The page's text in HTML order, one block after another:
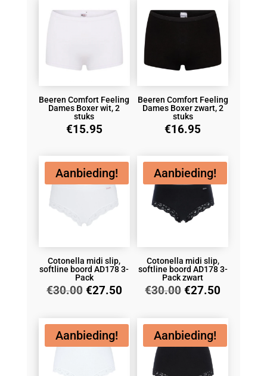
Beeren Comfort Feeling
Dames Boxer wit, 2
stuks
€15.95
Beeren Comfort Feeling
Dames Boxer zwart, 2
stuks
€16.95
Aanbieding!
Cotonella midi slip,
softline boord AD178 3-
Pack
€30.00 Oorspronkelijke
€27.50Huidige
Aanbieding!
Cotonella midi slip,
softline boord AD178 3-
Pack zwart
€30.00 Oorspronkelijke
€27.50
Aanbieding! Aanbieding!